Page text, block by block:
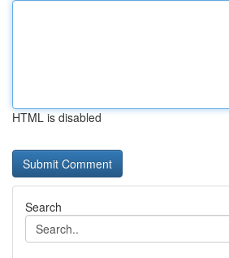
HTML is disabled
Search